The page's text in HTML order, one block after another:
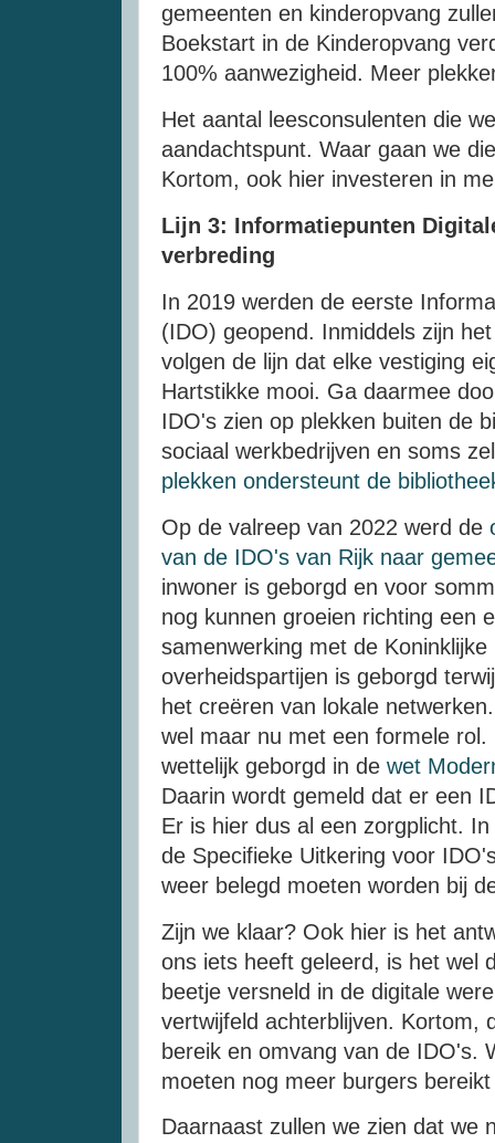
gemeenten en kinderopvang
Boekstart in de Kinderopvang
100% aanwezigheid. Meer
Het aantal leesconsulenten die
aandachtspunt. Waar gaan we
Kortom, ook hier investeren in
Lijn 3: Informatiepunten
verbreding
In 2019 werden de eerste
(IDO) geopend. Inmiddels zijn
volgen de lijn dat elke vestiging
Hartstikke mooi. Ga daarmee
IDO's zien op plekken buiten de
sociaal werkbedrijven en soms
plekken ondersteunt de
Op de valreep van 2022 werd de
van de IDO's van Rijk naar
inwoner is geborgd en voor
nog kunnen groeien richting een
samenwerking met de
overheidspartijen is geborgd
het creëren van lokale
wel maar nu met een formele
wettelijk geborgd in de wet
Daarin wordt gemeld dat er een
Er is hier dus al een zorgplicht.
de Specifieke Uitkering voor
weer belegd moeten worden bij
Zijn we klaar? Ook hier is het
ons iets heeft geleerd, is het wel
beetje versneld in de digitale
vertwijfeld achterblijven. Kortom,
bereik en omvang van de IDO's.
moeten nog meer burgers
Daarnaast zullen we zien dat we